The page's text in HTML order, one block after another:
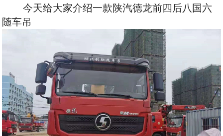
今天给大家介绍一款陕汽德龙前四后八国六
随车吊